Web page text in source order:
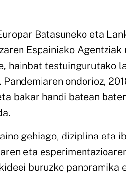
Batasuneko eta
Espainiako
hainbat testuingurutako
ondorioz,
bakar handi batean
gehiago, diziplina eta
eta
buruzko panoramika